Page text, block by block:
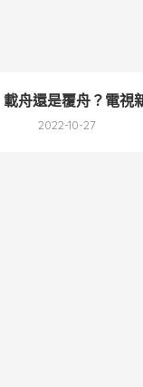
載舟還是覆舟？電視
2022-10-27